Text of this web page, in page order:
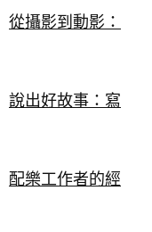
從攝影到動影：
說出好故事：寫
配樂工作者的經